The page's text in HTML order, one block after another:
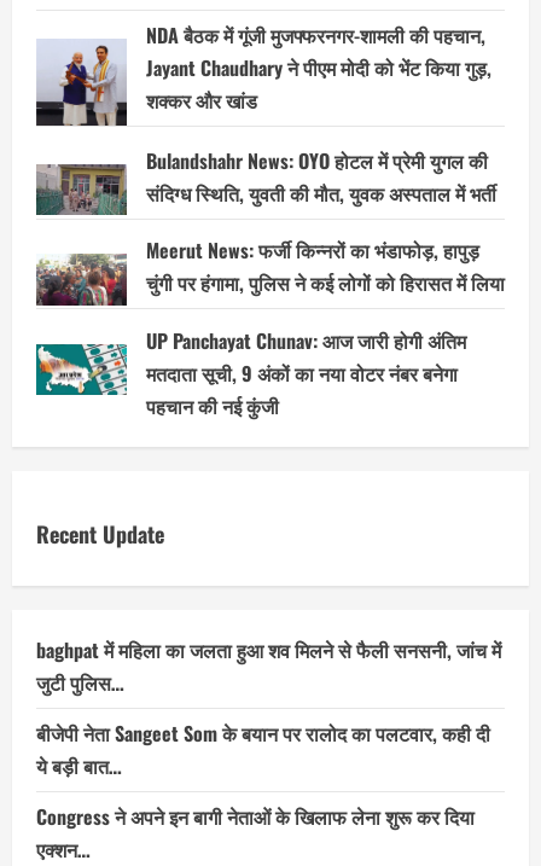
NDA बैठक में गूंजी मुजफ्फरनगर-शामली की पहचान,
Jayant Chaudhary ने पीएम मोदी को भेंट किया गुड़,
शक्कर और खांड
Bulandshahr News: OYO होटल में प्रेमी युगल की
संदिग्ध स्थिति, युवती की मौत, युवक अस्पताल में भर्ती
Meerut News: फर्जी किन्नरों का भंडाफोड़, हापुड़
चुंगी पर हंगामा, पुलिस ने कई लोगों को हिरासत में लिया
UP Panchayat Chunav: आज जारी होगी अंतिम
मतदाता सूची, 9 अंकों का नया वोटर नंबर बनेगा
पहचान की नई कुंजी
Recent Update
baghpat में महिला का जलता हुआ शव मिलने से फैली सनसनी, जांच में
जुटी पुलिस…
बीजेपी नेता Sangeet Som के बयान पर रालोद का पलटवार, कही दी
ये बड़ी बात…
Congress ने अपने इन बागी नेताओं के खिलाफ लेना शुरू कर दिया
एक्शन…